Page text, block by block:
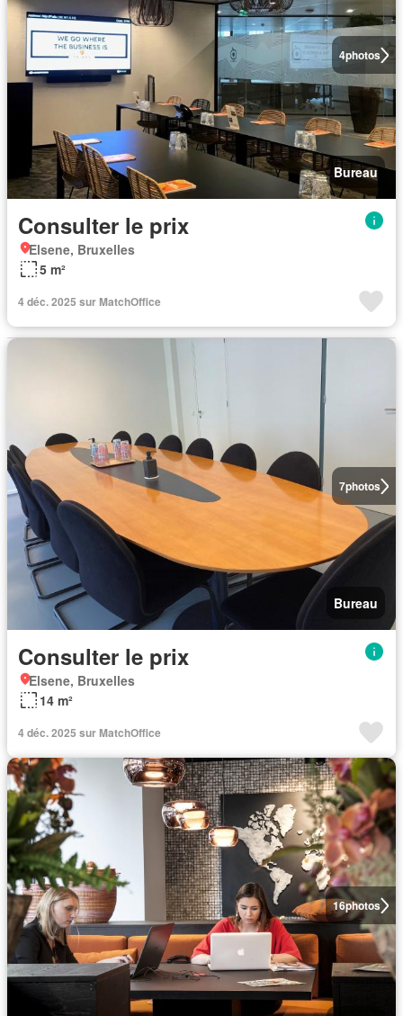
4photos
Bureau
Consulter le prix
Elsene, Bruxelles
5 m²
4 déc. 2025 sur MatchOffice
7photos
Bureau
Consulter le prix
Elsene, Bruxelles
14 m²
4 déc. 2025 sur MatchOffice
16photos